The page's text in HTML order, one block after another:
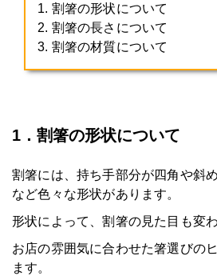
1. 割箸の形状について
2. 割箸の長さについて
3. 割箸の材質について
1．割箸の形状について
割箸には、持ち手部分が四角や斜
など色々な形状があります。
形状によって、割箸の見た目も変
お店の雰囲気に合わせた箸選びの
ます。